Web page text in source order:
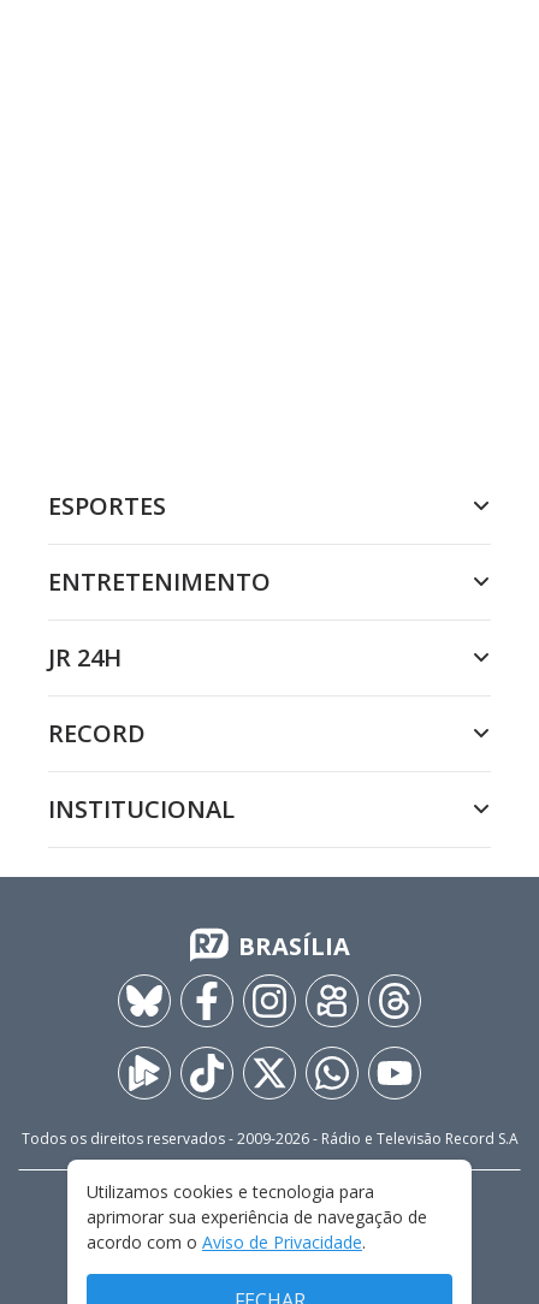
ESPORTES
ENTRETENIMENTO
JR 24H
RECORD
INSTITUCIONAL
BRASÍLIA
Todos os direitos reservados - 2009-2026- Rádio e Televisão Record S.A
FALE CONOSCO
PRIVACIDADE
TERMOS E CONDIÇÕES DE USO
Utilizamos cookies e tecnologia para
aprimorar sua experiência de navegação de
acordo com o Aviso de Privacidade.